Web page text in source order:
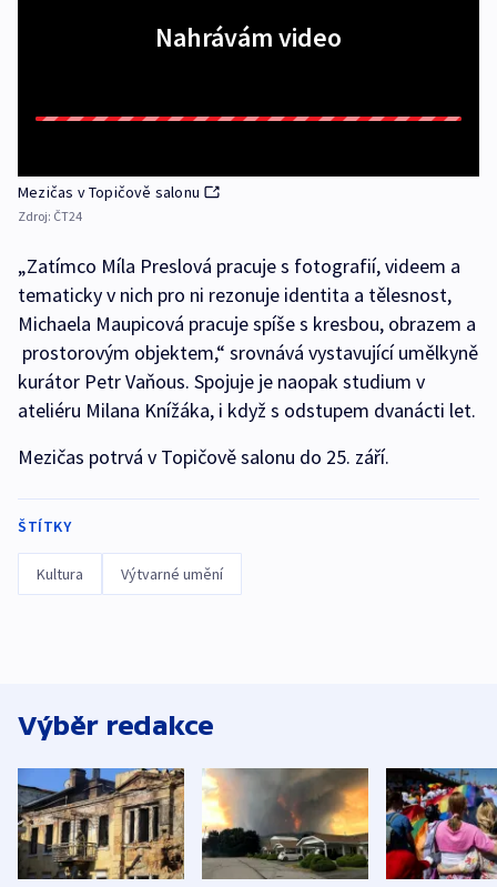
Nahrávám video
Mezičas v Topičově salonu
Zdroj: ČT24
„Zatímco Míla Preslová pracuje s fotografií, videem a
tematicky v nich pro ni rezonuje identita a tělesnost,
Michaela Maupicová pracuje spíše s kresbou, obrazem a
prostorovým objektem,“ srovnává vystavující umělkyně
kurátor Petr Vaňous. Spojuje je naopak studium v
ateliéru Milana Knížáka, i když s odstupem dvanácti let.
Mezičas potrvá v Topičově salonu do 25. září.
ŠTÍTKY
Kultura Výtvarné umění
Výběr redakce